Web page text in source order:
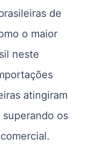
de
o maior
neste
atingiram
os